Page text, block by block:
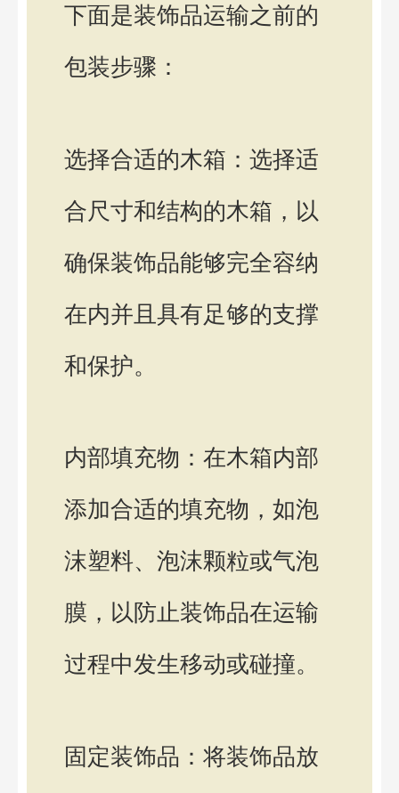
下面是装饰品运输之前的
包装步骤：
选择合适的木箱：选择适
合尺寸和结构的木箱，以
确保装饰品能够完全容纳
在内并且具有足够的支撑
和保护。
内部填充物：在木箱内部
添加合适的填充物，如泡
沫塑料、泡沫颗粒或气泡
膜，以防止装饰品在运输
过程中发生移动或碰撞。
固定装饰品：将装饰品放